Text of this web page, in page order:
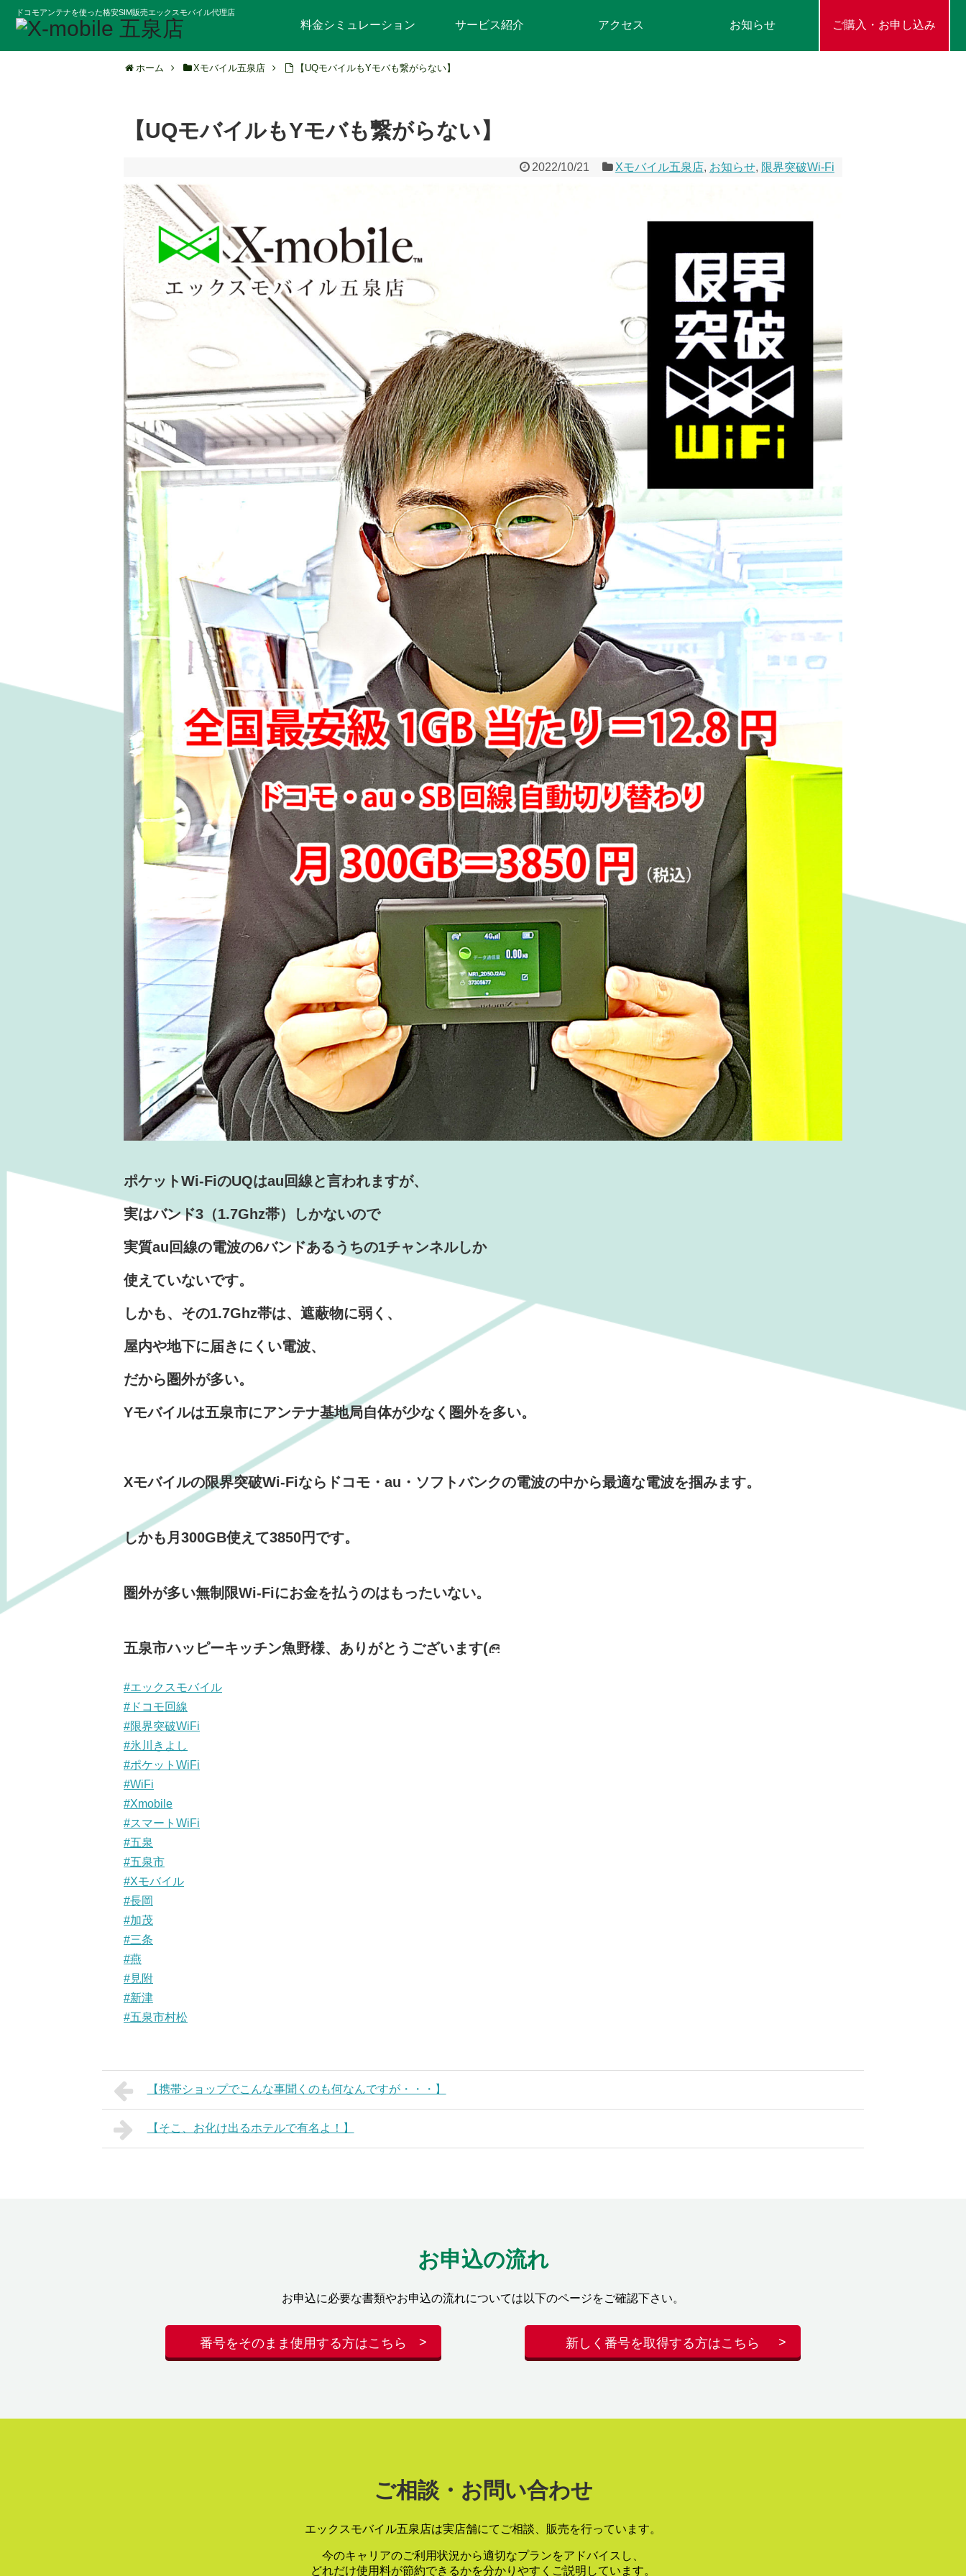
ドコモアンテナを使った格安SIM販売エックスモバイル代理店
料金シミュレーション サービス紹介 アクセス お知らせ ご購入・お申し込み
ホーム Xモバイル五泉店 【UQモバイルもYモバも繋がらない】
【UQモバイルもYモバも繋がらない】
2022/10/21 Xモバイル五泉店, お知らせ, 限界突破Wi-Fi
ポケットWi-FiのUQはau回線と言われますが、
実はバンド3（1.7Ghz帯）しかないので
実質au回線の電波の6バンドあるうちの1チャンネルしか
使えていないです。
しかも、その1.7Ghz帯は、遮蔽物に弱く、
屋内や地下に届きにくい電波、
だから圏外が多い。
Yモバイルは五泉市にアンテナ基地局自体が少なく圏外を多い。
Xモバイルの限界突破Wi-Fiならドコモ・au・ソフトバンクの電波の中から最適な電波を掴みます。
しかも月300GB使えて3850円です。
圏外が多い無制限Wi-Fiにお金を払うのはもったいない。
五泉市ハッピーキッチン魚野様、ありがとうございます(
#エックスモバイル
#ドコモ回線
#限界突破WiFi
#氷川きよし
#ポケットWiFi
#WiFi
#Xmobile
#スマートWiFi
#五泉
#五泉市
#Xモバイル
#長岡
#加茂
#三条
#燕
#見附
#新津
#五泉市村松
【携帯ショップでこんな事聞くのも何なんですが・・・】
【そこ、お化け出るホテルで有名よ！】
お申込の流れ
お申込に必要な書類やお申込の流れについては以下のページをご確認下さい。
番号をそのまま使用する方はこちら 新しく番号を取得する方はこちら
ご相談・お問い合わせ
エックスモバイル五泉店は実店舗にてご相談、販売を行っています。
今のキャリアのご利用状況から適切なプランをアドバイスし、
どれだけ使用料が節約できるかを分かりやすくご説明しています。